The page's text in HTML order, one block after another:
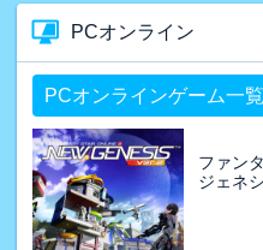
PCオンライン
PCオンラインゲーム一覧
ファン
ジェネ